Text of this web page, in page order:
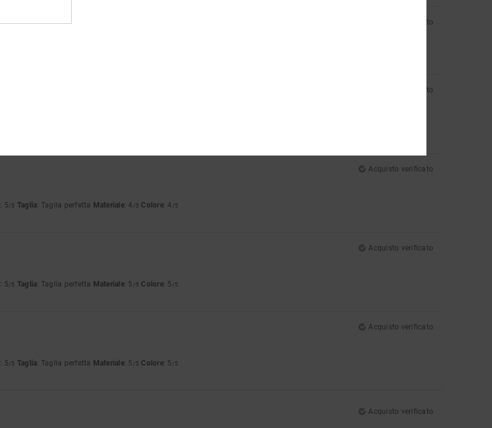
Acquisto verificato
Acquisto verificato
Acquisto verificato
: 5/5 Taglia: Taglia perfetta Materiale: 4 /5 Colore: 4 /5
Acquisto verificato
: 5/5 Taglia: Taglia perfetta Materiale: 5 /5 Colore: 5 /5
Acquisto verificato
: 5/5 Taglia: Taglia perfetta Materiale: 5 /5 Colore: 5 /5
Acquisto verificato